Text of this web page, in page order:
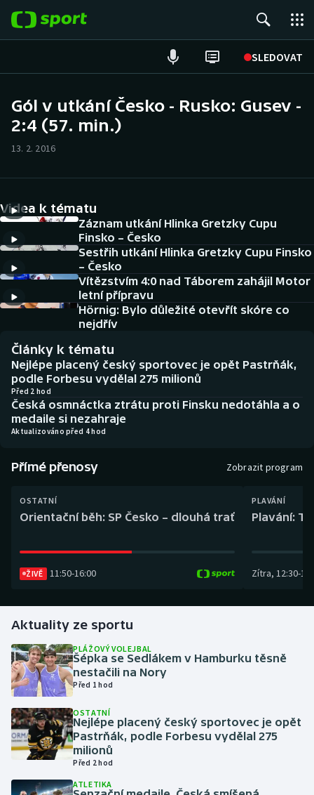
SLEDOVAT
Hokej
Cyklistika
DALŠÍ SPORTY
Americký fotbal
Baseball a softbal
Basketbal
Biatlon
Boby a skeleton
Box
Curling
Golf
Gymnastika
Házená
Jezdectví
Judo
NEPŘEHLÉDNĚTE
Historické návraty
Aplikace ČT sport
AZ kvíz
Gól v utkání Česko - Rusko: Gusev -
2:4 (57. min.)
13. 2. 2016
Videa k tématu
Záznam utkání Hlinka Gretzky Cupu
Finsko – Česko
Sestřih utkání Hlinka Gretzky Cupu Finsko
– Česko
Vítězstvím 4:0 nad Táborem zahájil Motor
letní přípravu
Hörnig: Bylo důležité otevřít skóre co
nejdřív
Články k tématu
Nejlépe placený český sportovec je opět Pastrňák,
podle Forbesu vydělal 275 milionů
Před 2 hod
Česká osmnáctka ztrátu proti Finsku nedotáhla a o
medaile si nezahraje
Aktualizováno před 4 hod
Přímé přenosy Zobrazit program
OSTATNÍ
Orientační běh: SP Česko – dlouhá trať
ŽIVĚ 11:50-16:00
PLAVÁNÍ
Plavání:
Zítra, 12:30-
Aktuality ze sportu
PLÁŽOVÝ VOLEJBAL
Šépka se Sedlákem v Hamburku těsně
nestačili na Nory
Před 1 hod
OSTATNÍ
Nejlépe placený český sportovec je opět
Pastrňák, podle Forbesu vydělal 275
milionů
Před 2 hod
ATLETIKA